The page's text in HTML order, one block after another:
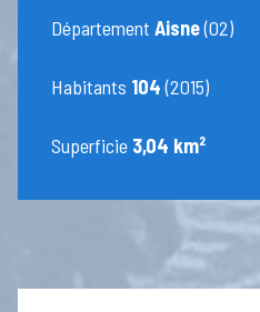
DépartementAisne(02)
Habitants 104(2015)
Superficie 3,04 km²